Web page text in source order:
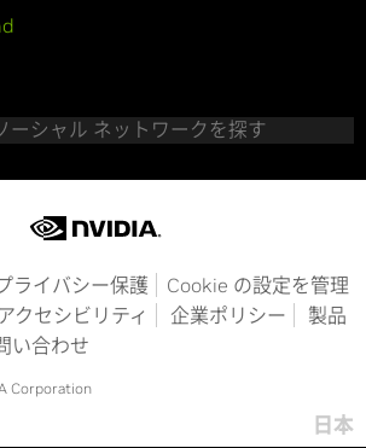
ーシャル ネットワークを探す
ライバシー保護
Cookie の設定を管理
アクセシビリティ 企業ポリシー
製品
い合わせ
Corporation
日本